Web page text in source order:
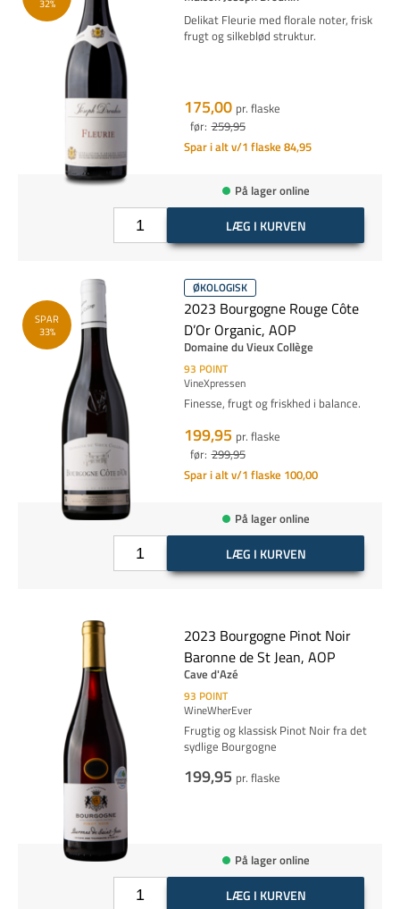
32%
Delikat Fleurie med florale noter, frisk
frugt og silkeblød struktur.
175,00 pr. flaske
før: 259,95
Spar i alt v/1 flaske 84,95
På lager online
LÆG I KURVEN
SPAR
33%
ØKOLOGISK
2023 Bourgogne Rouge Côte
D’Or Organic, AOP
Domaine du Vieux Collège
93 POINT
VineXpressen
Finesse, frugt og friskhed i balance.
199,95 pr. flaske
før: 299,95
Spar i alt v/1 flaske 100,00
På lager online
LÆG I KURVEN
2023 Bourgogne Pinot Noir
Baronne de St Jean, AOP
Cave d'Azé
93 POINT
WineWherEver
Frugtig og klassisk Pinot Noir fra det
sydlige Bourgogne
199,95 pr. flaske
På lager online
LÆG I KURVEN